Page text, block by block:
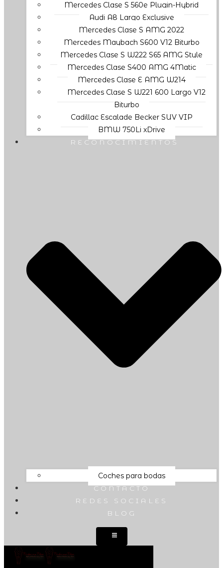
Mercedes Clase S 560e Plugin-Hybrid
Audi A8 Largo Exclusive
Mercedes Clase S AMG 2022
Mercedes Maybach S600 V12 Biturbo
Mercedes Clase S W222 S65 AMG Style
Mercedes Clase S400 AMG 4Matic
Mercedes Clase E AMG W214
Mercedes Clase S W221 600 Largo V12
Biturbo
Cadillac Escalade Becker SUV VIP
BMW 750Li xDrive
RECONOCIMIENTOS
Coches para bodas
CONTACTO
REDES SOCIALES
BLOG